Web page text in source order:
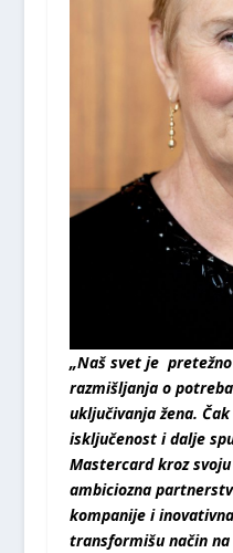
„Naš svet je
razmišljanja o
uključivanja žena.
isključenost i dalje
Mastercard kroz
ambiciozna
kompanije i
transformišu način